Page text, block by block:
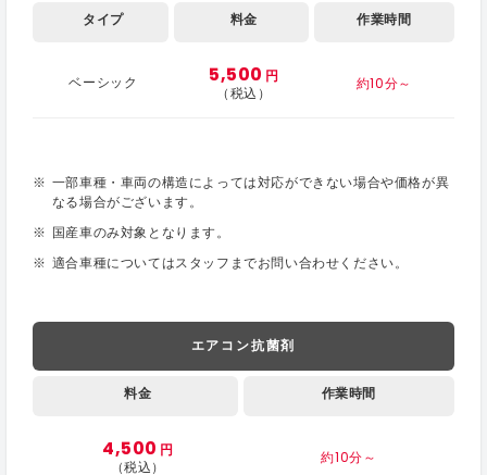
タイプ 料金 作業時間
ベーシック 5,500 円
（税込）
約10分～
一部車種・車両の構造によっては対応ができない場合や価格が異
なる場合がございます。
国産車のみ対象となります。
適合車種についてはスタッフまでお問い合わせください。
エアコン抗菌剤
料金 作業時間
4,500 円
（税込）
約10分～